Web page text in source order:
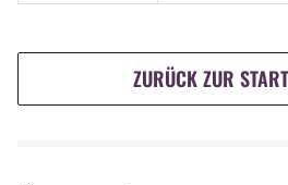
ZURÜCK ZUR